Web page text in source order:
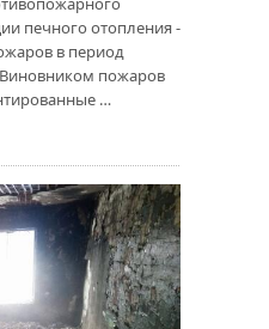
печного отопления -
в период
пожаров
…